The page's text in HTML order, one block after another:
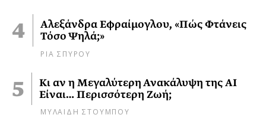
Αλεξάνδρα Εφραίμογλου, «Πώς Φτάνεις
Τόσο Ψηλά;»
ΡΙΑ ΣΠΥΡΟΥ
Κι αν η Μεγαλύτερη Ανακάλυψη της AI
Είναι… Περισσότερη Ζωή;
ΜΥΛΑΙΔΗ ΣΤΟΥΜΠΟΥ